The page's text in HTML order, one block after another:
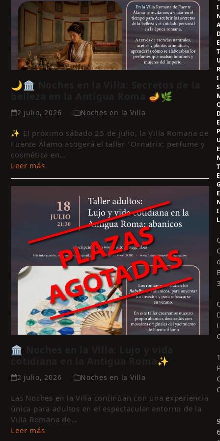
🌙🏛️ Noches en la Villa: Secretos de la
belleza en la Antigua Roma 🪔🌿
2 julio, 2026 Noches en la Villa
✨ El próximo sábado 25 de julio, la Villa Romana de
Fuente Álamo acogerá el taller "Ornatrix: perfume y
cosmética en…
Leer más
🏛️ Noches en la Villa: Lujo y vida
cotidiana en la Antigua Roma✨
2 julio, 2026 Noches en la Villa
Las Noches en la Villa continúan con una experiencia
única para adultos en el espectacular entorno de la
Villa Romana de…
Leer más
I
E
T
I
S
E
E
T
E
E
I
L